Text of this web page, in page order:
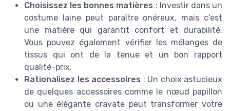
Choisissez les bonnes matières : Investir dans un
costume laine peut paraître onéreux, mais c'est
une matière qui garantit confort et durabilité.
Vous pouvez également vérifier les mélanges de
tissus qui ont de la tenue et un bon rapport
qualité-prix.
Rationalisez les accessoires : Un choix astucieux
de quelques accessoires comme le nœud papillon
ou une élégante cravate peut transformer votre